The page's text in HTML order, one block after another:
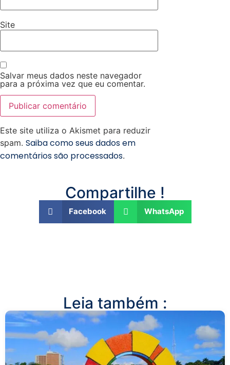
Site
Salvar meus dados neste navegador
para a próxima vez que eu comentar.
Este site utiliza o Akismet para reduzir
spam. Saiba como seus dados em
comentários são processados.
Compartilhe !
Facebook WhatsApp
Leia também :